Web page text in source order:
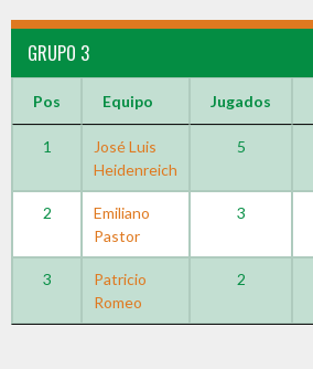
GRUPO 3
Pos Equipo Jugados
1
José Luis
Heidenreich
5
2
Emiliano
Pastor
3
3
Patricio
Romeo
2